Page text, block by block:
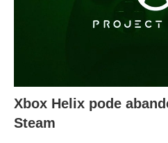
Xbox Helix pode
Steam